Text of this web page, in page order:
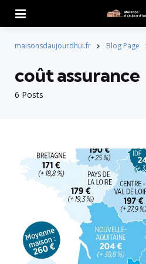
maisonsdaujourdhui.fr Blog Page
6 Posts
coût assurance